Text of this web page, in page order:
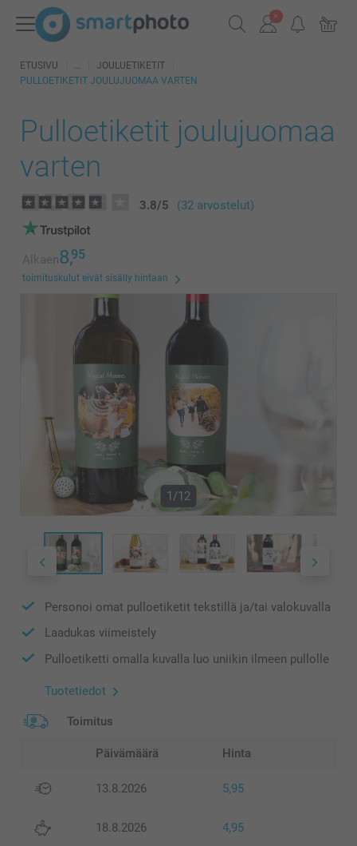
ETUSIVU
JOULUETIKETIT
PULLOETIKETIT JOULUJUOMAA VARTEN
Pulloetiketit joulujuomaa
varten
3.8/5 (32 arvostelut)
Alkaen8,95
toimituskulut eivät sisälly hintaan
1/12
Personoi omat pulloetiketit tekstillä ja/tai valokuvalla
Laadukas viimeistely
Pulloetiketti omalla kuvalla luo uniikin ilmeen pullolle
Tuotetiedot
Toimitus
Päivämäärä Hinta
13.8.2026 5,95
18.8.2026 4,95